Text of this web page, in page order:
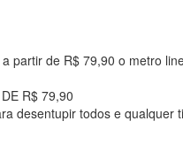
de R$ 79,90 o metro
R$ 79,90
desentupir todos e